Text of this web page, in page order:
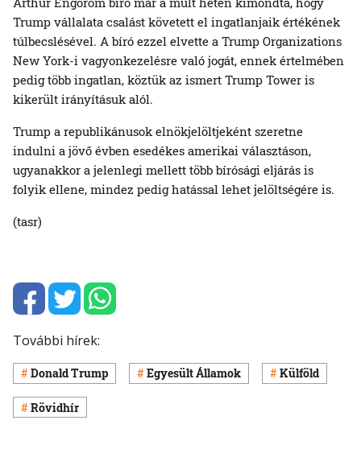
Trump vállalata csalást követett el ingatlanjaik értékének
túlbecslésével. A bíró ezzel elvette a Trump Organizations
New York-i vagyonkezelésre való jogát, ennek értelmében
pedig több ingatlan, köztük az ismert Trump Tower is
kikerült irányításuk alól.
Trump a republikánusok elnökjelöltjeként szeretne
indulni a jövő évben esedékes amerikai választáson,
ugyanakkor a jelenlegi mellett több bírósági eljárás is
folyik ellene, mindez pedig hatással lehet jelöltségére is.
(tasr)
További hírek:
Donald Trump Egyesült Államok Külföld
Rövidhír